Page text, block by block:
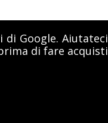
Google. Aiutateci
di fare acquisti